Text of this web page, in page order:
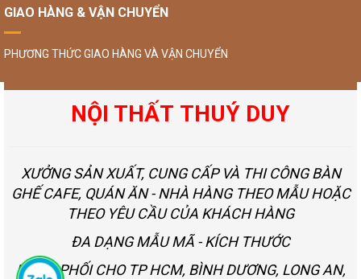
GIAO HÀNG & VẬN CHUYỂN
PHƯƠNG THỨC GIAO HÀNG VÀ VẬN CHUYỂN
NỘI THẤT THUÝ DUY
XƯỞNG SẢN XUẤT, CUNG CẤP VÀ THI CÔNG BÀN
GHẾ CAFE, QUÁN ĂN - NHÀ HÀNG THEO MẪU HOẶC
THEO YÊU CẦU CỦA KHÁCH HÀNG
ĐA DẠNG MẪU MÃ - KÍCH THƯỚC
PHÂN PHỐI CHO TP HCM, BÌNH DƯƠNG, LONG AN,